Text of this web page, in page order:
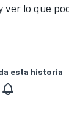
lo que
esta historia